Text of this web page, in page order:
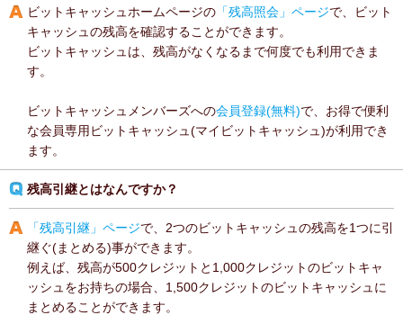
ビットキャッシュホームページの 「残高照会」ページで、ビット
キャッシュの残高を確認することができます。
ビットキャッシュは、残高がなくなるまで何度でも利用できま
す。
ビットキャッシュメンバーズへの会員登録(無料)で、お得で便利
な会員専用ビットキャッシュ(マイビットキャッシュ)が利用でき
ます。
残高引継とはなんですか？
「残高引継」ページで、2つのビットキャッシュの残高を1つに引
継ぐ(まとめる)事ができます。
例えば、残高が500クレジットと1,000クレジットのビットキャ
ッシュをお持ちの場合、1,500クレジットのビットキャッシュに
まとめることができます。